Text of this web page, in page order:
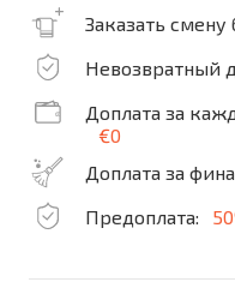
Заказать смену
Невозвратный
Доплата за
€0
Доплата за
Предоплата: